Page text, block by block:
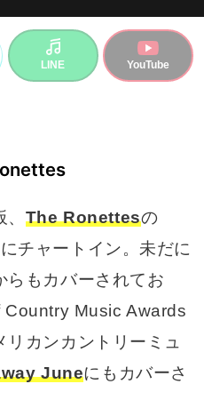
LINE YouTube
The Ronettesの
チャートイン。未だに
らもカバーされてお
Country Music Awards
カンカントリーミュ
Juneにもカバーさ